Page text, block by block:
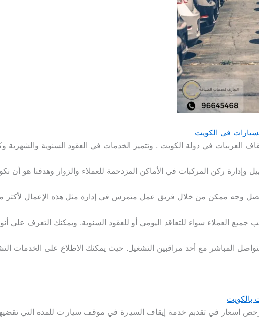
فى الكويت
العربيات في دولة الكويت . وتتميز الخدمات في العقود السنوية والشهرية
وإدارة ركن المركبات في الأماكن المزدحمة للعملاء والزوار وهدفنا هو أن
ممكن من خلال فريق عمل متمرس في إدارة مثل هذه الإعمال لأكثر من 8 سنوات. ويمكن توفير
جميع العملاء سواء للتعاقد اليومي أو للعقود السنوية. ويمكنك التعرف على
المباشر مع أحد مراقبين التشغيل. حيث يمكنك الاطلاع على الخدمات
بالكويت
اسعار في تقدبم خدمة إيقاف السيارة في موقف سيارات للمدة التي